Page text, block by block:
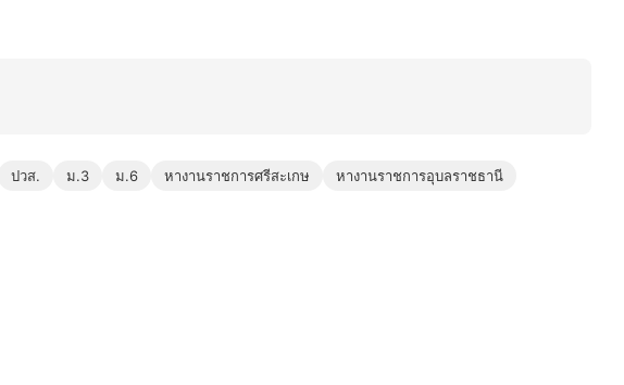
ปวส. ม.3 ม.6 หางานราชการศรีสะเกษ หางานราชการอุบลราชธานี